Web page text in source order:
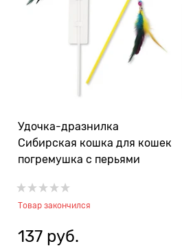
Удочка-дразнилка
Сибирская кошка для кошек
погремушка с перьями
Товар закончился
137 руб.